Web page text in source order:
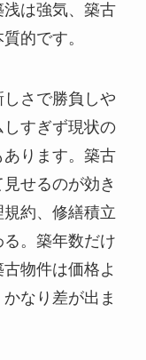
は強気、築古
的です。
さで勝負しや
すぎず現状の
あります。築古
せるのが効き
約、修繕積立
。築年数だけ
物件は価格よ
なり差が出ま